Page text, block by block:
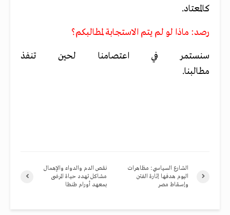
كالمعتاد.
رصد: ماذا لو لم يتم الاستجابة لمطالبكم؟
سنستمر في اعتصامنا لحين تنفذ
مطالبنا.
نقص الدم والدواء والإهمال
مشاكل تهدد حياة المرضى
بمعهد أورام طنطا
الشارع السياسي: مظاهرات
اليوم هدفها إثارة الفتن
وإسقاط مصر